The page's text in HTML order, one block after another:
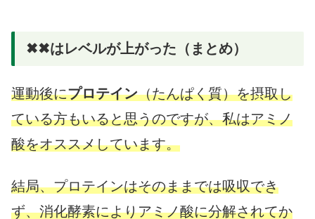
✖✖はレベルが上がった（まとめ）
運動後にプロテイン（たんぱく質）を摂取し
ている方もいると思うのですが、私はアミノ
酸をオススメしています。
結局、プロテインはそのままでは吸収でき
ず、消化酵素によりアミノ酸に分解されてか